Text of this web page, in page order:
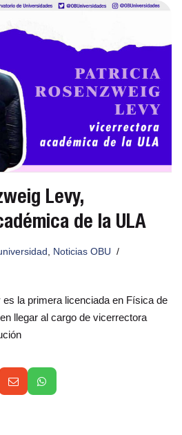
Levy,
de la ULA
, Noticias OBU
la primera licenciada en Física de
llegar al cargo de vicerrectora